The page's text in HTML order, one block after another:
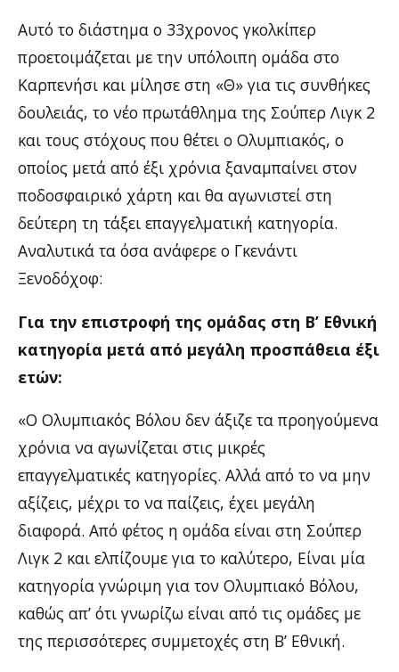
Αυτό το διάστημα ο 33χρονος γκολκίπερ
προετοιμάζεται με την υπόλοιπη ομάδα στο
Καρπενήσι και μίλησε στη «Θ» για τις συνθήκες
δουλειάς, το νέο πρωτάθλημα της Σούπερ Λιγκ 2
και τους στόχους που θέτει ο Ολυμπιακός, ο
οποίος μετά από έξι χρόνια ξαναμπαίνει στον
ποδοσφαιρικό χάρτη και θα αγωνιστεί στη
δεύτερη τη τάξει επαγγελματική κατηγορία.
Αναλυτικά τα όσα ανάφερε ο Γκενάντι
Ξενοδόχοφ:
Για την επιστροφή της ομάδας στη Β’ Εθνική
κατηγορία μετά από μεγάλη προσπάθεια έξι
ετών:
«Ο Ολυμπιακός Βόλου δεν άξιζε τα προηγούμενα
χρόνια να αγωνίζεται στις μικρές
επαγγελματικές κατηγορίες. Αλλά από το να μην
αξίζεις, μέχρι το να παίζεις, έχει μεγάλη
διαφορά. Από φέτος η ομάδα είναι στη Σούπερ
Λιγκ 2 και ελπίζουμε για το καλύτερο, Είναι μία
κατηγορία γνώριμη για τον Ολυμπιακό Βόλου,
καθώς απ’ ότι γνωρίζω είναι από τις ομάδες με
της περισσότερες συμμετοχές στη Β’ Εθνική.